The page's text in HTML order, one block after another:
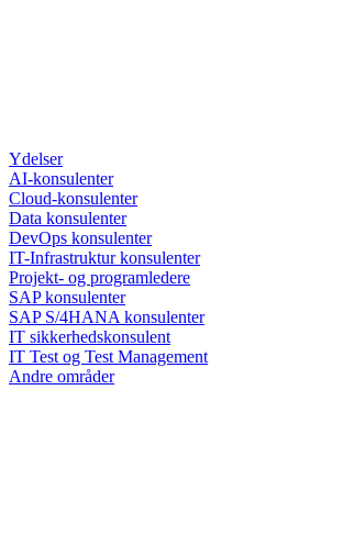
Ydelser
AI-konsulenter
Cloud-konsulenter
Data konsulenter
DevOps konsulenter
IT-Infrastruktur konsulenter
Projekt- og programledere
SAP konsulenter
SAP S/4HANA konsulenter
IT sikkerhedskonsulent
IT Test og Test Management
Andre områder